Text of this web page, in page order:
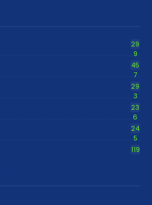
29
9
45
7
29
3
23
6
24
5
119